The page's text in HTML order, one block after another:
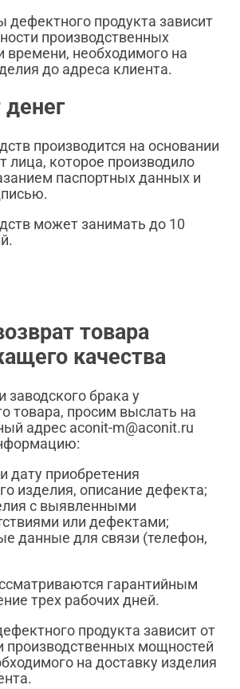
дефектного продукта зависит
производственных
времени, необходимого на
до адреса клиента.
денег
производится на основании
лица, которое производило
паспортных данных и
может занимать до 10
товара
качества
заводского брака у
товара, просим выслать на
адрес aconit-m@aconit.ru
дату приобретения
изделия, описание дефекта;
с выявленными
или дефектами;
данные для связи (телефон,
гарантийным
трех рабочих дней.
продукта зависит от
производственных мощностей
на доставку изделия